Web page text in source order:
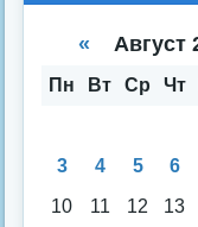
« Август
Пн Вт Ср Чт
3
4 5 6
10
11 12 13